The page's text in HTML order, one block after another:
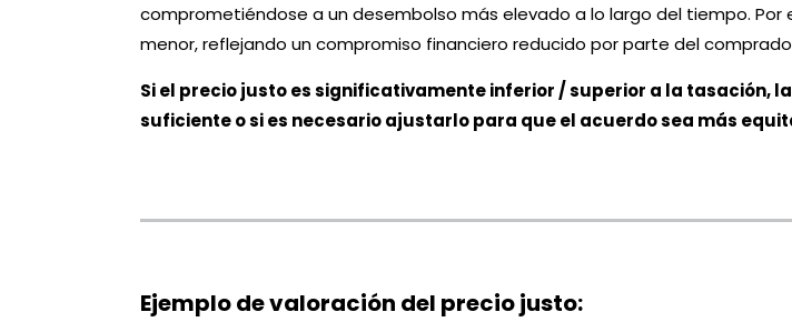
comprometiéndose a un desembolso más elevado a lo largo del tiempo.
menor, reflejando un compromiso financiero reducido por parte del
Si el precio justo es significativamente inferior / superior a la tasación,
suficiente o si es necesario ajustarlo para que el acuerdo sea más
Ejemplo de valoración del precio justo: